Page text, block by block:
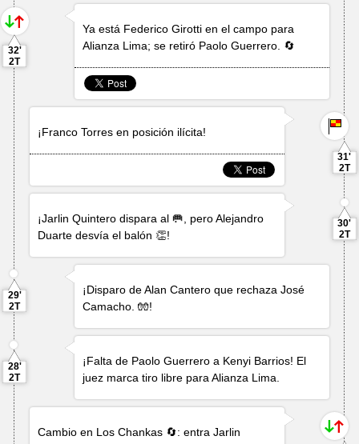
32'
2T
Ya está Federico Girotti en el campo para
Alianza Lima; se retiró Paolo Guerrero . 🔄
¡Franco Torres en posición ilícita!
31'
2T
¡Jarlin Quintero dispara al 🥅, peroAlejandro
Duarte desvía el balón 👏!
30'
2T
29'
2T
¡Disparo deAlan Cantero que rechazaJosé
Camacho . 🧤!
28'
2T
¡Falta de Paolo Guerrero a Kenyi Barrios! El
juez marca tiro libre para Alianza Lima.
Cambio en Los Chankas 🔄: entraJarlin